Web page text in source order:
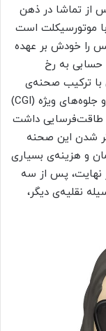
از تماشا در ذهن
موتورسیکلت است
را خودش بر عهده
به رخ
با ترکیب صحنه‌ی
موتورسواری واقعی و فناوری‌های کامپیوتری و جلوه‌های ویژه (CGI)
طاقت‌فرسایی داشت
شدن این صحنه
مایل بسازند. زمان و هزینه‌ی بسیاری
نهایت، پس از سه
و خراب‌کردن بیش از ۳۰۰ وسیله نقلیه‌ی دیگر،